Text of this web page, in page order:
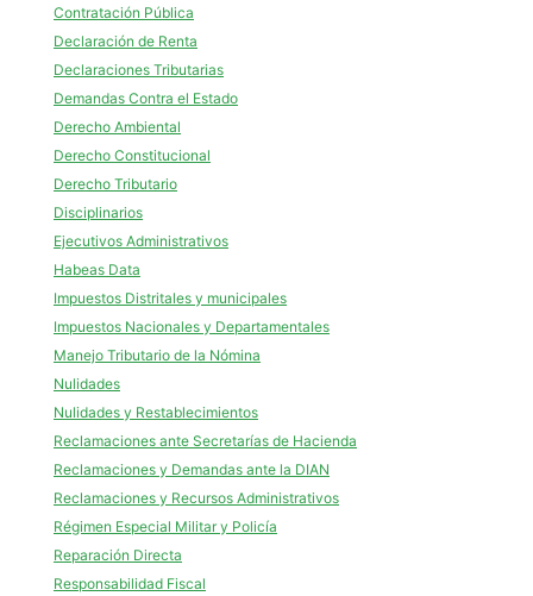
Contratación Pública
Declaración de Renta
Declaraciones Tributarias
Demandas Contra el Estado
Derecho Ambiental
Derecho Constitucional
Derecho Tributario
Disciplinarios
Ejecutivos Administrativos
Habeas Data
Impuestos Distritales y municipales
Impuestos Nacionales y Departamentales
Manejo Tributario de la Nómina
Nulidades
Nulidades y Restablecimientos
Reclamaciones ante Secretarías de Hacienda
Reclamaciones y Demandas ante la DIAN
Reclamaciones y Recursos Administrativos
Régimen Especial Militar y Policía
Reparación Directa
Responsabilidad Fiscal